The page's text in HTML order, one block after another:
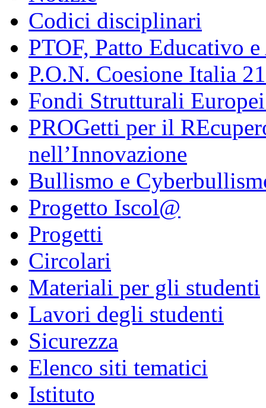
Codici disciplinari
PTOF, Patto Educativo
P.O.N. Coesione Italia
Fondi Strutturali
PROGetti per il
nell’Innovazione
Bullismo e
Progetto Iscol@
Progetti
Circolari
Materiali per gli studenti
Lavori degli studenti
Sicurezza
Elenco siti tematici
Istituto